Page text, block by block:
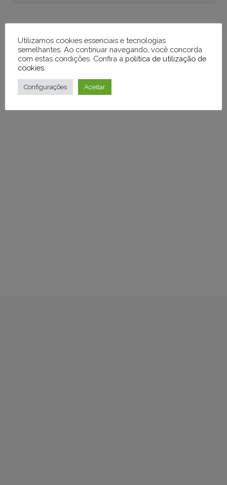
Publicidade
Utilizamos cookies essenciais e tecnologias
semelhantes. Ao continuar navegando, você concorda
com estas condições. Confira a política de utilização de
cookies
Configurações Aceitar